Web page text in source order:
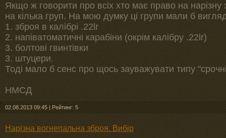
Якщо ж говорити про всіх хто має право на
на кілька груп. На мою думку ці групи мали б
1. зброя в калібрі .22lr
2. напіватоматичні карабіни (окрім калібру .22lr)
3. болтові гвинтівки
3. штуцери.
Тоді мало б сенс про щось зауважувати типу
НМСД
02.08.2013 09:45 | Рейтинг: 5
Нарізна вогнепальна зброя. Вибір